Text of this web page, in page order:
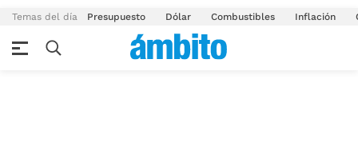
Temas del día Presupuesto Dólar Combustibles Inflación